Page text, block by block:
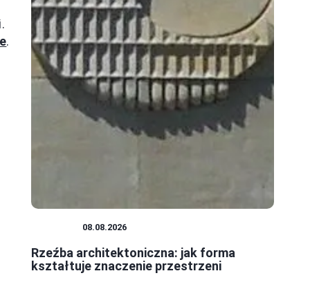
.
08.08.2026
Rzeźba architektoniczna: jak forma
kształtuje znaczenie przestrzeni